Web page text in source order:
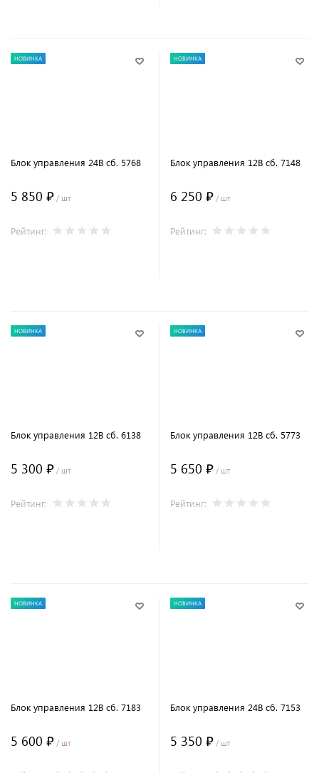
НОВИНКА
Блок управления 24В сб. 5768
5 850 ₽ / шт
Рейтинг:
НОВИНКА
Блок управления 12В сб. 7148
6 250 ₽ / шт
Рейтинг:
НОВИНКА
Блок управления 12В сб. 6138
5 300 ₽ / шт
Рейтинг:
НОВИНКА
Блок управления 12В сб. 5773
5 650 ₽ / шт
Рейтинг:
НОВИНКА
Блок управления 12В сб. 7183
5 600 ₽ / шт
НОВИНКА
Блок управления 24В сб. 7153
5 350 ₽ / шт